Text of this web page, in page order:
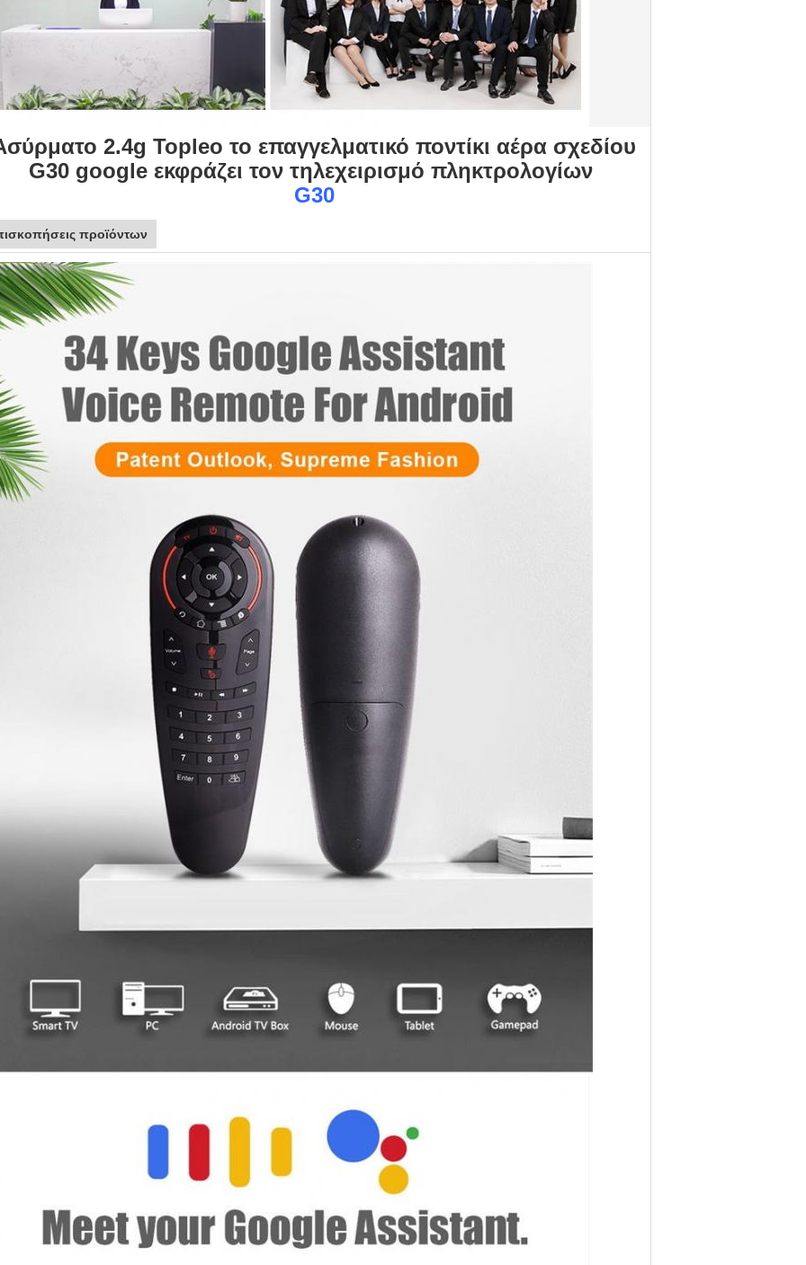
2.4g Topleo το επαγγελματικό ποντίκι αέρα σχεδίου
G30 google εκφράζει τον τηλεχειρισμό πληκτρολογίων
G30
προϊόντων